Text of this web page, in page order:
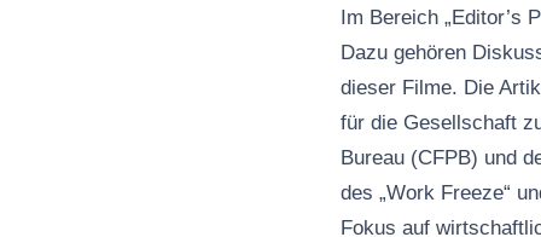
Im Bereich „Editor’s
Dazu gehören
dieser Filme. Die
für die Gesellschaft
Bureau (CFPB) und
des „Work Freeze“
Fokus auf